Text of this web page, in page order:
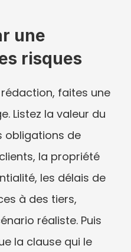
une
risques
faites une
Listez la valeur du
obligations de
la propriété
les délais de
à des tiers,
réaliste. Puis
la clause qui le